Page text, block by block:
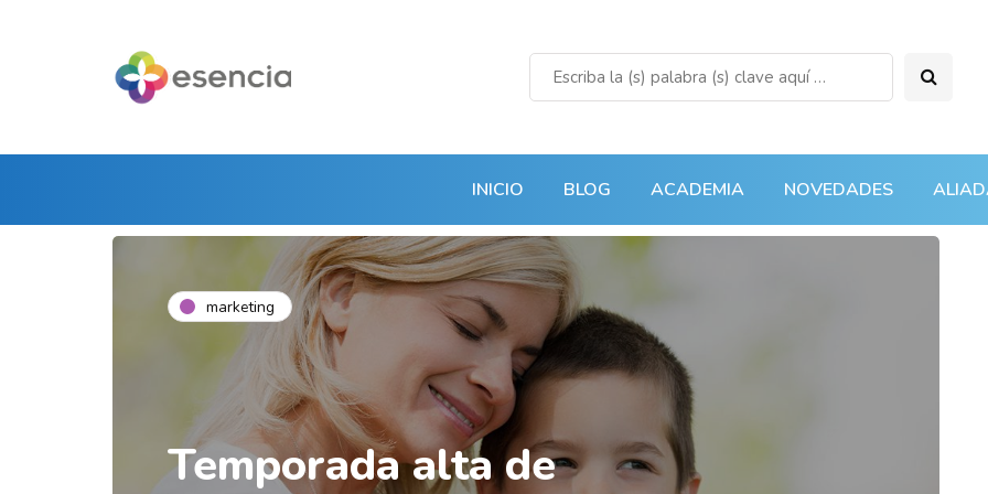
INICIO BLOG ACADEMIA NOVEDADES
marketing
Temporada alta de